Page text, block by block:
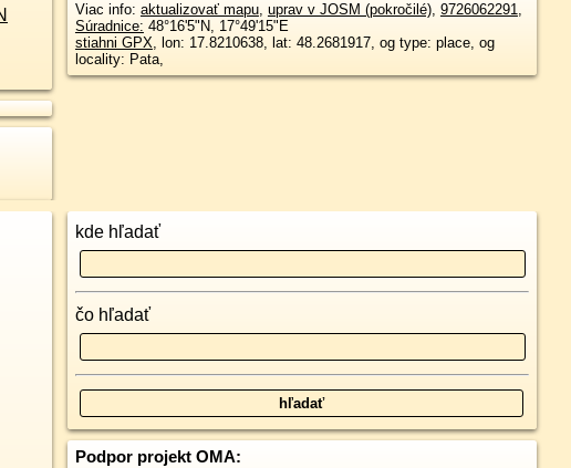
Viac info: aktualizovať mapu, uprav v JOSM (pokročilé), 9726062291,
Súradnice: 48°16'5"N, 17°49'15"E
stiahni GPX, lon: 17.8210638, lat: 48.2681917, og type: place, og
locality: Pata,
kde hľadať
čo hľadať
Podpor projekt OMA: